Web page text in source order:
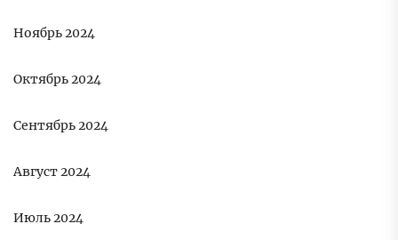
Ноябрь 2024
Октябрь 2024
Сентябрь 2024
Август 2024
Июль 2024